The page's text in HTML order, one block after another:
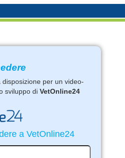
per un video-
sviluppo di VetOnline24
a VetOnline24